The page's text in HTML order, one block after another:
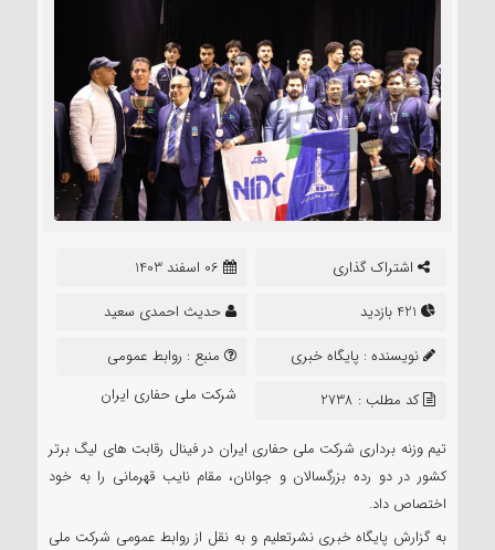
اشتراک گذاری
06 اسفند 1403
حدیث احمدی سعید
نویسنده : پایگاه خبری
نشر تعلیم
منبع : روابط عمومی
شرکت ملی حفاری ایران
کد مطلب : 2738
تیم وزنه برداری شرکت ملی حفاری ایران در فینال رقابت های لیگ برتر
کشور در دو رده بزرگسالان و جوانان، مقام نایب قهرمانی را به خود
اختصاص داد.
به گزارش پایگاه خبری نشرتعلیم و به نقل از روابط عمومی شرکت ملی